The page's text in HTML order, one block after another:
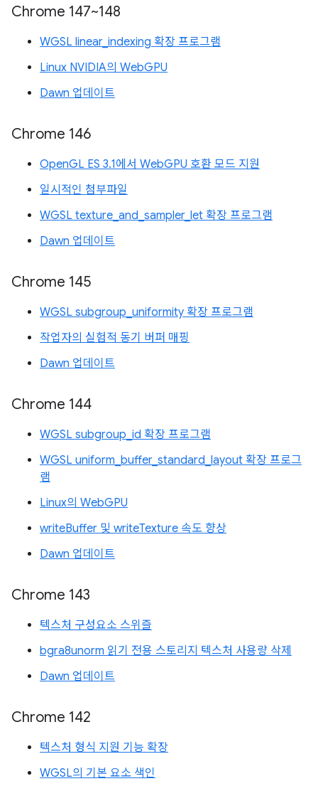
Chrome 147~148
WGSL linear_indexing 확장 프로그램
Linux NVIDIA의 WebGPU
Dawn 업데이트
Chrome 146
OpenGL ES 3.1에서 WebGPU 호환 모드 지원
일시적인 첨부파일
WGSL texture_and_sampler_let 확장 프로그램
Dawn 업데이트
Chrome 145
WGSL subgroup_uniformity 확장 프로그램
작업자의 실험적 동기 버퍼 매핑
Dawn 업데이트
Chrome 144
WGSL subgroup_id 확장 프로그램
WGSL uniform_buffer_standard_layout 확장 프로그
램
Linux의 WebGPU
writeBuffer 및 writeTexture 속도 향상
Dawn 업데이트
Chrome 143
텍스처 구성요소 스위즐
bgra8unorm 읽기 전용 스토리지 텍스처 사용량 삭제
Dawn 업데이트
Chrome 142
텍스처 형식 지원 기능 확장
WGSL의 기본 요소 색인